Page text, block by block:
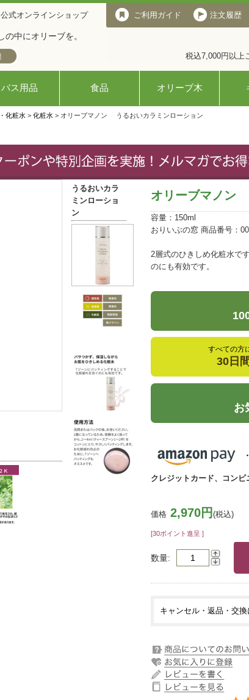
式オンラインショップ
の中にオリーブを。
ご利用ガイド 注文履歴
税込7,000円以上
バス用品 食品 オリーブ木
化粧水 > 化粧水 > オリーブマノン うるおいカラミンローション
オリーブマノン
容量：150ml
おりいぶの窓 商品番号：
2層式のひきしめ化粧水で
のにも有効です。
すべての方
30日
お
クレジットカード、コンビ
価格 2,970円 (税込)
[30ポイント進呈 ]
数量
キャンセル・返品・交換
うるおいカラ
ミンローショ
ン